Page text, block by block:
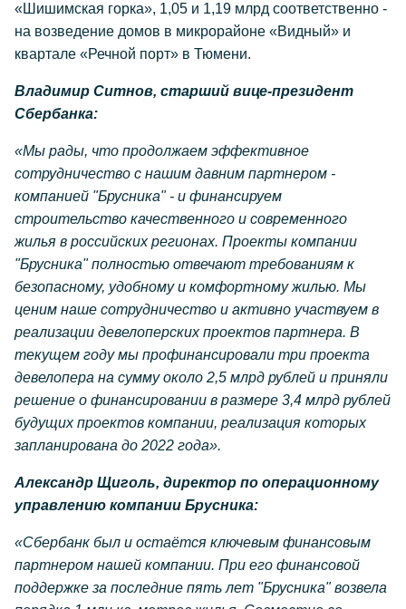
«Шишимская горка», 1,05 и 1,19 млрд соответственно -
на возведение домов в микрорайоне «Видный» и
квартале «Речной порт» в Тюмени.
Владимир Ситнов, старший вице-президент
Сбербанка:
«Мы рады, что продолжаем эффективное
сотрудничество с нашим давним партнером -
компанией "Брусника" - и финансируем
строительство качественного и современного
жилья в российских регионах. Проекты компании
"Брусника" полностью отвечают требованиям к
безопасному, удобному и комфортному жилью. Мы
ценим наше сотрудничество и активно участвуем в
реализации девелоперских проектов партнера. В
текущем году мы профинансировали три проекта
девелопера на сумму около 2,5 млрд рублей и приняли
решение о финансировании в размере 3,4 млрд рублей
будущих проектов компании, реализация которых
запланирована до 2022 года».
Александр Щиголь, директор по операционному
управлению компании Брусника:
«Сбербанк был и остаётся ключевым финансовым
партнером нашей компании. При его финансовой
поддержке за последние пять лет "Брусника" возвела